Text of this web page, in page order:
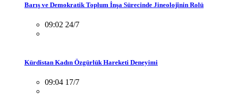
Barış ve Demokratik Toplum İnşa Sürecinde Jineolojînin Rolü
09:02 24/7
Kürdistan Kadın Özgürlük Hareketi Deneyimi
09:04 17/7